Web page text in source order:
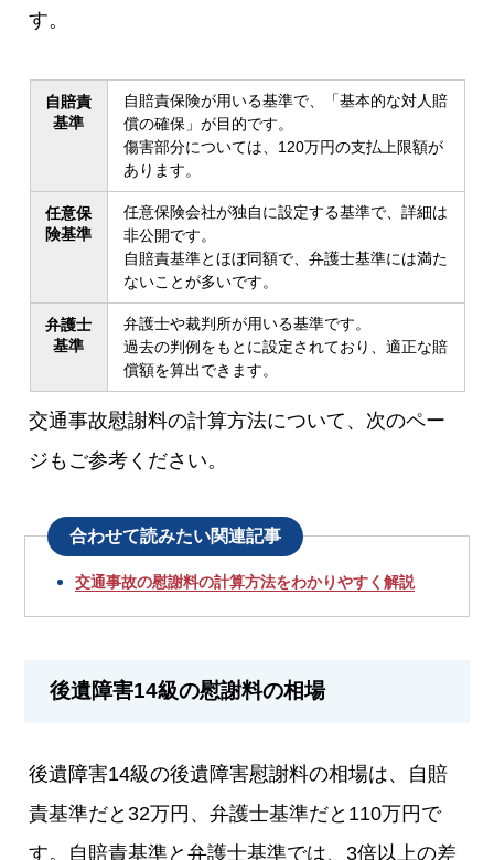
す。
自賠責
基準
自賠責保険が用いる基準で、「基本的な対人賠
償の確保」が目的です。
傷害部分については、120万円の支払上限額が
あります。
任意保
険基準
任意保険会社が独自に設定する基準で、詳細は
非公開です。
自賠責基準とほぼ同額で、弁護士基準には満た
ないことが多いです。
弁護士
基準
弁護士や裁判所が用いる基準です。
過去の判例をもとに設定されており、適正な賠
償額を算出できます。
交通事故慰謝料の計算方法について、次のペー
ジもご参考ください。
合わせて読みたい関連記事
交通事故の慰謝料の計算方法をわかりやすく解説
後遺障害14級の慰謝料の相場
後遺障害14級の後遺障害慰謝料の相場は、自賠
責基準だと32万円、弁護士基準だと110万円で
す。自賠責基準と弁護士基準では、3倍以上の差